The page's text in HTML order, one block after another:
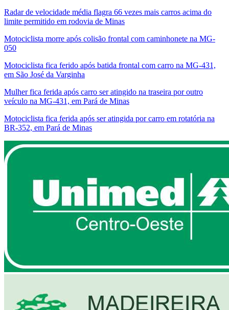
Radar de velocidade média flagra 66 vezes mais carros acima do
limite permitido em rodovia de Minas
Motociclista morre após colisão frontal com caminhonete na MG-
050
Motociclista fica ferido após batida frontal com carro na MG-431,
em São José da Varginha
Mulher fica ferida após carro ser atingido na traseira por outro
veículo na MG-431, em Pará de Minas
Motociclista fica ferida após ser atingida por carro em rotatória na
BR-352, em Pará de Minas